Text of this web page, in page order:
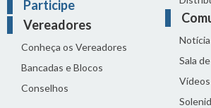
Participe
Vereadores
Conheça os Vereadores
Bancadas e Blocos
Conselhos
Sala